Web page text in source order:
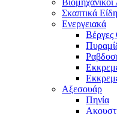
Σκαπτικά Είδη
Ενεργειακά
Βέργες
Αξεσουάρ
Πηνία